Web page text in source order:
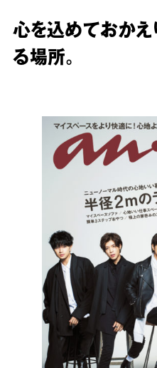
心を込めておか
る場所。